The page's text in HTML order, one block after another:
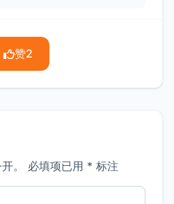
赞2
。
必填项已用 * 标注